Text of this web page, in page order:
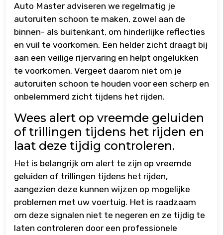
Auto Master adviseren we regelmatig je
autoruiten schoon te maken, zowel aan de
binnen- als buitenkant, om hinderlijke reflecties
en vuil te voorkomen. Een helder zicht draagt bij
aan een veilige rijervaring en helpt ongelukken
te voorkomen. Vergeet daarom niet om je
autoruiten schoon te houden voor een scherp en
onbelemmerd zicht tijdens het rijden.
Wees alert op vreemde geluiden
of trillingen tijdens het rijden en
laat deze tijdig controleren.
Het is belangrijk om alert te zijn op vreemde
geluiden of trillingen tijdens het rijden,
aangezien deze kunnen wijzen op mogelijke
problemen met uw voertuig. Het is raadzaam
om deze signalen niet te negeren en ze tijdig te
laten controleren door een professionele